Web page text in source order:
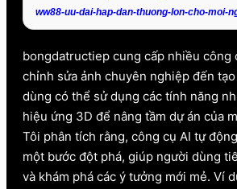
ww88-uu-dai-hap-dan-thuong-lon-cho-moi-
bongdatructiep cung cấp nhiều công
chỉnh sửa ảnh chuyên nghiệp đến
dùng có thể sử dụng các tính năng
hiệu ứng 3D để nâng tầm dự án của
Tôi phân tích rằng, công cụ AI tự
một bước đột phá, giúp người dùng
và khám phá các ý tưởng mới mẻ. Ví